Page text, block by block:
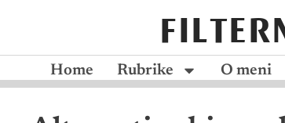
Home Rubrike O meni